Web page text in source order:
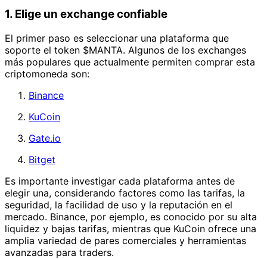
1. Elige un exchange confiable
El primer paso es seleccionar una plataforma que
soporte el token $MANTA. Algunos de los exchanges
más populares que actualmente permiten comprar esta
criptomoneda son:
Binance
KuCoin
Gate.io
Bitget
Es importante investigar cada plataforma antes de
elegir una, considerando factores como las tarifas, la
seguridad, la facilidad de uso y la reputación en el
mercado. Binance, por ejemplo, es conocido por su alta
liquidez y bajas tarifas, mientras que KuCoin ofrece una
amplia variedad de pares comerciales y herramientas
avanzadas para traders.